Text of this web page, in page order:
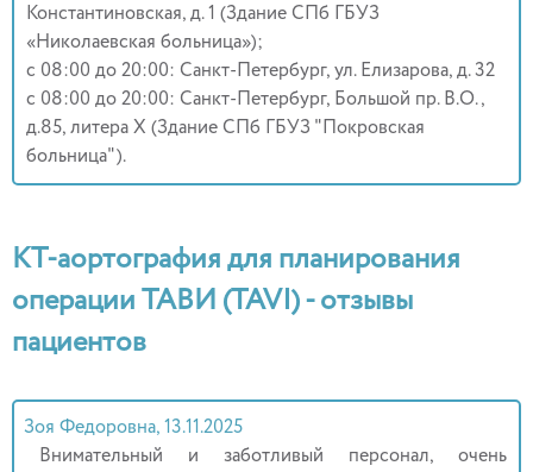
Константиновская, д. 1 (Здание СПб ГБУЗ
«Николаевская больница»);
c 08:00 до 20:00: Санкт-Петербург, ул. Елизарова, д. 32
c 08:00 до 20:00: Санкт-Петербург, Большой пр. В.О.,
д.85, литера Х (Здание СПб ГБУЗ "Покровская
больница").
КТ-аортография для планирования
операции ТАВИ (TAVI) - отзывы
пациентов
Зоя Федоровна, 13.11.2025
Внимательный и заботливый персонал, очень